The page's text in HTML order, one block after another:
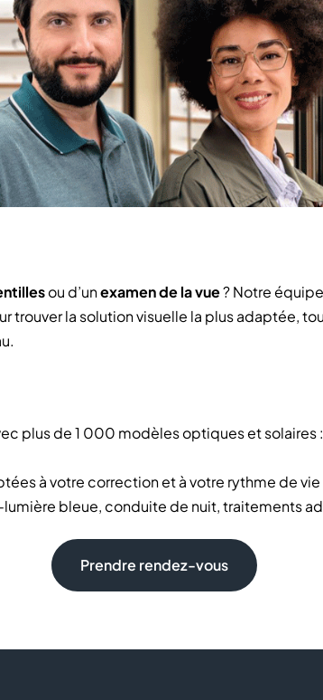
ou d’unexamen de la vue? Notre
trouver la solution visuelle la plus adaptée,
plus de 1 000 modèles optiques et solaires :
à votre correction et à votre rythme de vie
bleue, conduite de nuit, traitements
la deuxième paire à prix avantageux ou des
vous accompagnent pour choisir vos
Prendre rendez-vous